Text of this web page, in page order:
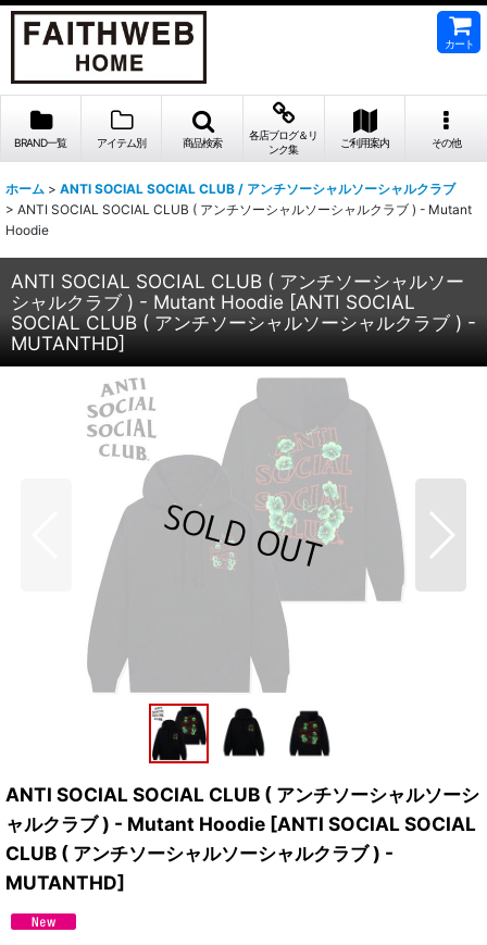
カート
BRAND一覧 アイテム別 商品検索
各店ブログ＆リ
ンク集
ご利用案内 その他
ホーム > ANTI SOCIAL SOCIAL CLUB / アンチソーシャルソーシャルクラブ
> ANTI SOCIAL SOCIAL CLUB ( アンチソーシャルソーシャルクラブ ) - Mutant
Hoodie
ANTI SOCIAL SOCIAL CLUB ( アンチソーシャルソー
シャルクラブ ) - Mutant Hoodie [ANTI SOCIAL
SOCIAL CLUB ( アンチソーシャルソーシャルクラブ ) -
MUTANTHD]
ANTI SOCIAL SOCIAL CLUB ( アンチソーシャルソーシ
ャルクラブ ) - Mutant Hoodie [ANTI SOCIAL SOCIAL
CLUB ( アンチソーシャルソーシャルクラブ ) -
MUTANTHD]